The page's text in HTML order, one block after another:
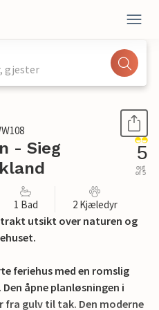
gjester
- Sieg
5
out
of 5
1 Bad 2 Kjæledyr
utsikt over naturen og
feriehus med en romslig
åpne planløsningen i
fra gulv til tak. Den moderne